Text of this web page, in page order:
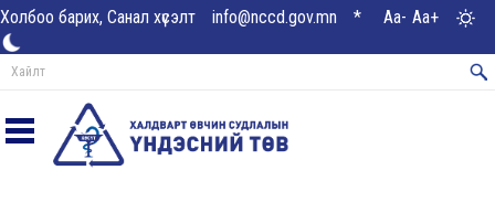
Холбоо барих, Санал хүсэлт info@nccd.gov.mn * Aa- Aa+